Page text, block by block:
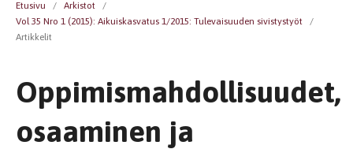
Etusivu / Arkistot
/
Vol 35 Nro 1 (2015): Aikuiskasvatus 1/2015: Tulevaisuuden sivistystyöt
/
Artikkelit
Oppimismahdollisuudet,
osaaminen ja